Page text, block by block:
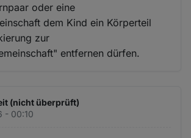
oder eine
dem Kind ein Körperteil
zur
entfernen dürfen.
(nicht überprüft)
- 00:10